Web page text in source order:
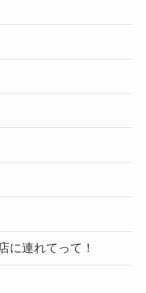
に連れてって！